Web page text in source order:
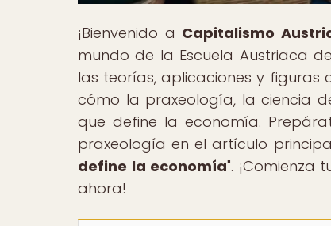
¡Bienvenido a Capitalismo
mundo de la Escuela Austriaca
las teorías, aplicaciones y figuras
cómo la praxeología, la ciencia
que define la economía.
praxeología en el artículo
define la economía". ¡Comienza
ahora!